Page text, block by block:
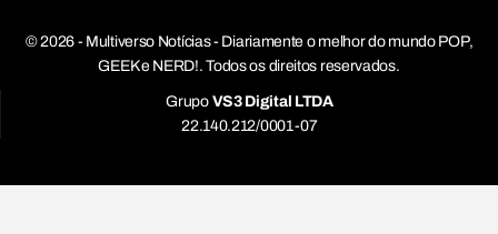
© 2026 - Multiverso Notícias - Diariamente o melhor do mundo POP,
GEEK e NERD!. Todos os direitos reservados.
Grupo VS3 Digital LTDA
22.140.212/0001-07